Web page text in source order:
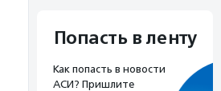
Попасть в ленту
Как попасть в новости
АСИ? Пришлите